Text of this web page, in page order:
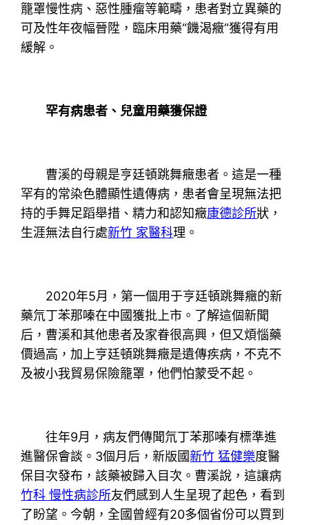
籠罩慢性病、惡性腫瘤等範疇，患者對立異藥的
可及性年夜幅晉陞，臨床用藥“饑渴癥”獲得有用
緩解。
罕有病患者、兒童用藥獲保證
曹溪的母親是亨廷頓跳舞癥患者。這是一種
罕有的常染色體顯性遺傳病，患者會呈現無法把
持的手舞足蹈舉措、精力和認知癥康德診所狀，
生涯無法自行處新竹 家醫科理。
2020年5月，第一個用于亨廷頓跳舞癥的新
藥氘丁苯那嗪在中國獲批上市。了解這個新聞
后，曹溪和其他患者及家眷很高興，但又煩惱藥
價過高，加上亨廷頓跳舞癥是遺傳疾病，不克不
及被小我貿易保險籠罩，他們怕蒙受不起。
往年9月，病友們傳聞氘丁苯那嗪有標準進
進醫保會談。3個月后，新版國新竹 猛健樂度醫
保目次發布，該藥被歸入目次。曹溪說，這讓病
竹科 慢性病診所友們感到人生呈現了起色，看到
了盼望。今朝，全國曾經有20多個省份可以買到